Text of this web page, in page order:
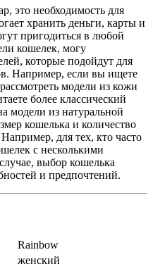
это необходимость для
хранить деньги, карты и
пригодиться в любой
кошелек, могу
которые подойдут для
Например, если вы ищете
модели из кожи
более классический
модели из натуральной
кошелька и количество
для тех, кто часто
с несколькими
выбор кошелька
и предпочтений.
Rainbow
женский